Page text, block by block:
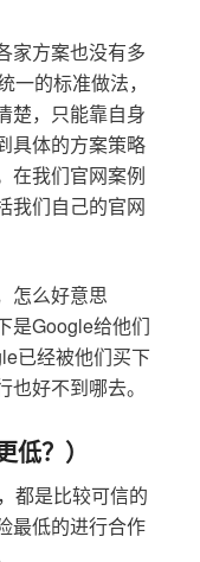
家方案也没有多
的标准做法，
楚，只能靠自身
具体的方案策略
在我们官网案例
我们自己的官网
怎么好意思
是Google给他们
已经被他们买下
好不到哪去。
？）
都是比较可信的
最低的进行合作